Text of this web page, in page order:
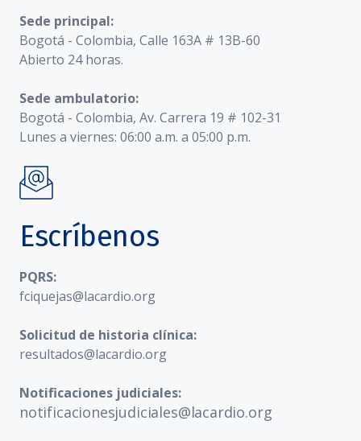
Sede principal:
Bogotá - Colombia, Calle 163A # 13B-60
Abierto 24 horas.
Sede ambulatorio:
Bogotá - Colombia, Av. Carrera 19 # 102-31
Lunes a viernes: 06:00 a.m. a 05:00 p.m.
Escríbenos
PQRS:
fciquejas@lacardio.org
Solicitud de historia clínica:
resultados@lacardio.org
Notificaciones judiciales:
notificacionesjudiciales@lacardio.org